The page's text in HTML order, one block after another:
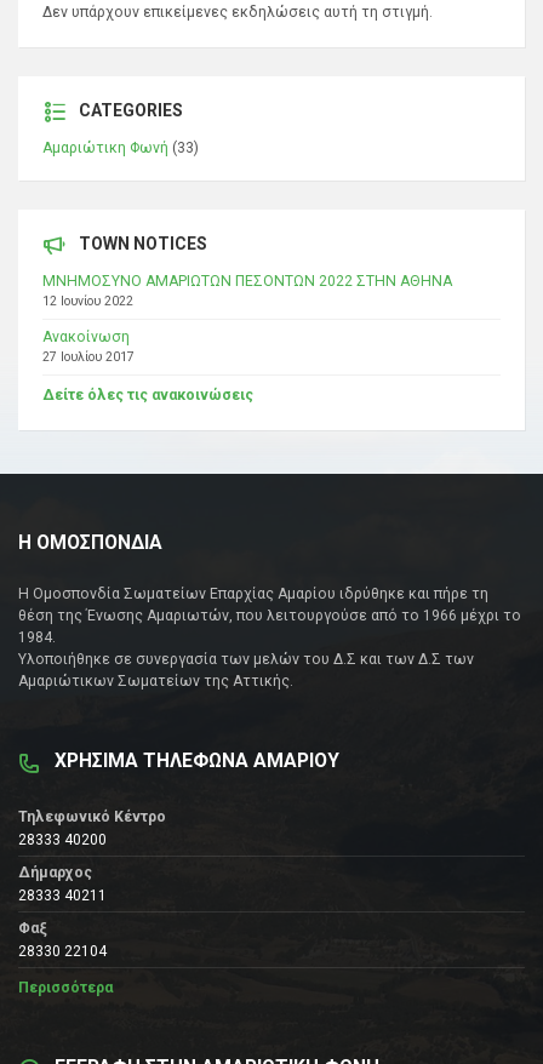
Δεν υπάρχουν επικείμενες εκδηλώσεις αυτή τη στιγμή.
CATEGORIES
Αμαριώτικη Φωνή (33)
TOWN NOTICES
ΜΝΗΜΟΣΥΝΟ ΑΜΑΡΙΩΤΩΝ ΠΕΣΟΝΤΩΝ 2022 ΣΤΗΝ ΑΘΗΝΑ
12 Ιουνίου 2022
Ανακοίνωση
27 Ιουλίου 2017
Δείτε όλες τις ανακοινώσεις
Η ΟΜΟΣΠΟΝΔΙΑ
Η Ομοσπονδία Σωματείων Επαρχίας Αμαρίου ιδρύθηκε και πήρε τη
θέση της Ένωσης Αμαριωτών, που λειτουργούσε από το 1966 μέχρι το
1984.
Υλοποιήθηκε σε συνεργασία των μελών του Δ.Σ και των Δ.Σ των
Αμαριώτικων Σωματείων της Αττικής.
ΧΡΗΣΙΜΑ ΤΗΛΕΦΩΝΑ ΑΜΑΡΙΟΥ
Τηλεφωνικό Κέντρο
28333 40200
Δήμαρχος
28333 40211
Φαξ
28330 22104
Περισσότερα